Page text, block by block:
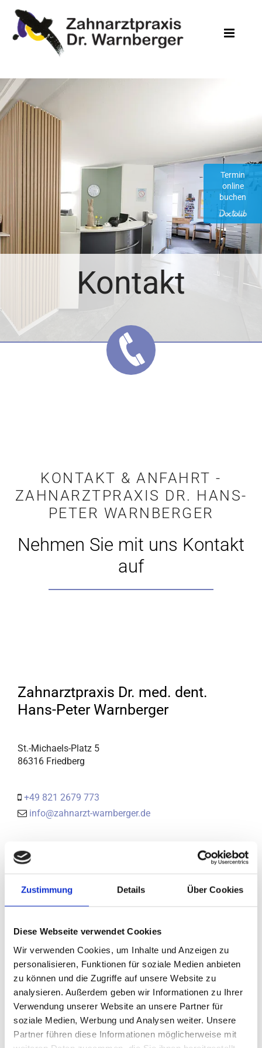
Zustimmung Details Über Cookies
Diese Webseite verwendet Cookies
Wir verwenden Cookies, um Inhalte und Anzeigen zu
personalisieren, Funktionen für soziale Medien anbieten
zu können und die Zugriffe auf unsere Website zu
analysieren. Außerdem geben wir Informationen zu Ihrer
Verwendung unserer Website an unsere Partner für
soziale Medien, Werbung und Analysen weiter. Unsere
Partner führen diese Informationen möglicherweise mit
Zum Inhalt springen
Termin
online
buchen
Kontakt
KONTAKT & ANFAHRT -
ZAHNARZTPRAXIS DR. HANS-
PETER WARNBERGER
Nehmen Sie mit uns Kontakt
auf
Zahnarztpraxis Dr. med. dent.
Hans-Peter Warnberger
St.-Michaels-Platz 5
86316 Friedberg
 +49 821 2679 773
 info@zahnarzt-warnberger.de
Öffnungszeiten
Dienstag
08:00 - 19:00
Donnerstag
Unsere telefonischen Sprechzeiten
Montag
08:00 - 13:00
14:00 - 18:00
Dienstag
08:00 - 13:00